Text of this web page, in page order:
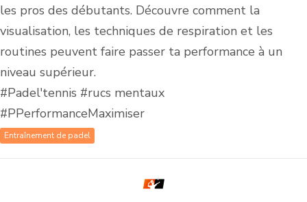
les pros des débutants. Découvre comment la
visualisation, les techniques de respiration et les
routines peuvent faire passer ta performance à un
niveau supérieur.
#Padel'tennis #rucs mentaux
#PPerformanceMaximiser
Entraînement de padel